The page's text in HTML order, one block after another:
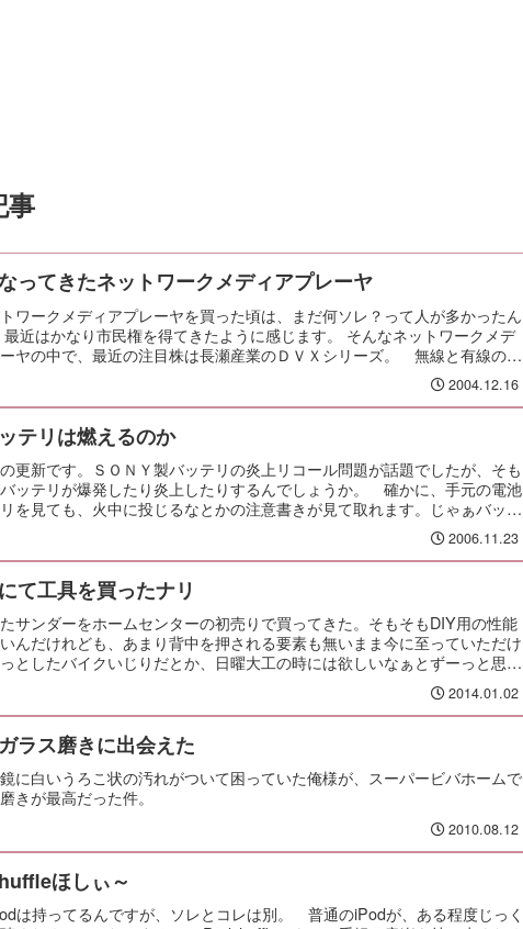
事
ってきたネットワークメディアプレーヤ
ワークメディアプレーヤを買った頃は、まだ何ソレ？って人が多かったん
最近はかなり市民権を得てきたように感じます。 そんなネットワークメデ
ヤの中で、最近の注目株は長瀬産業のＤＶＸシリーズ。 無線と有線の２
あるんですが、何よりも注目されるのは、普通は裏方のサーバソフト...2004.12.16
テリは燃えるのか
更新です。ＳＯＮＹ製バッテリの炎上リコール問題が話題でしたが、そも
ッテリが爆発したり炎上したりするんでしょうか。 確かに、手元の電池
を見ても、火中に投じるなとかの注意書きが見て取れます。じゃぁバッテ
2006.11.23
て工具を買ったナリ
サンダーをホームセンターの初売りで買ってきた。そもそもDIY用の性能
んだけれども、あまり背中を押される要素も無いまま今に至っていただけ
としたバイクいじりだとか、日曜大工の時には欲しいなぁとずーっと思っ
2014.01.02
ラス磨きに出会えた
に白いうろこ状の汚れがついて困っていた俺様が、スーパービバホームで
きが最高だった件。
2010.08.12
ほしぃ～
は持ってるんですが、ソレとコレは別。 普通のiPodが、ある程度じっく